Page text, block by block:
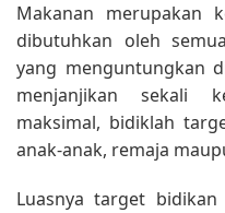
Makanan merupakan
dibutuhkan oleh
yang menguntungkan
menjanjikan sekali
maksimal, bidiklah
anak-anak, remaja
Luasnya target